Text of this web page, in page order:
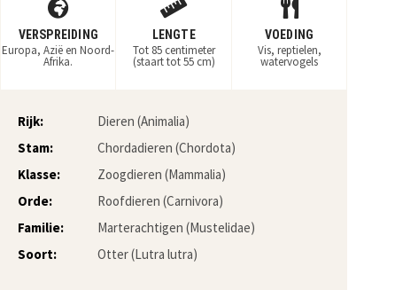
VERSPREIDING
Europa, Azië en Noord-
Afrika.
LENGTE
Tot 85 centimeter
(staart tot 55 cm)
VOEDING
Vis, reptielen,
watervogels
Rijk:
Dieren (Animalia)
Stam:
Chordadieren (Chordota)
Klasse:
Zoogdieren (Mammalia)
Orde:
Roofdieren (Carnivora)
Familie:
Marterachtigen (Mustelidae)
Soort:
Otter (Lutra lutra)